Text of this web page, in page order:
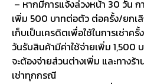
– หากมีการแจ้งล่วงหน้า 30 วัน ก
เพิ่ม 500 บาทต่อตัว ต่อครั้ง/ยกเ
เก็บเป็นเครดิตเพื่อใช้ในการเช่าค
วันรับสินค้ามีค่าใช้จ่ายเพิ่ม 1,500
จะต้องจ่ายส่วนต่างเพิ่ม และทางร้
เช่าทุกกรณี